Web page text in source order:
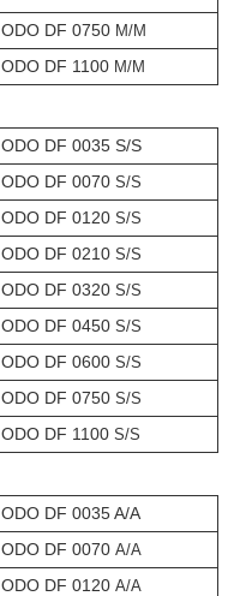
ODO DF 0750 M/M
ODO DF 1100 M/M
ODO DF 0035 S/S
ODO DF 0070 S/S
ODO DF 0120 S/S
ODO DF 0210 S/S
ODO DF 0320 S/S
ODO DF 0450 S/S
ODO DF 0600 S/S
ODO DF 0750 S/S
ODO DF 1100 S/S
ODO DF 0035 A/A
ODO DF 0070 A/A
ODO DF 0120 A/A